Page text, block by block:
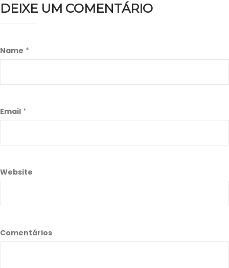
DEIXE UM COMENTÁRIO
Name *
Email *
Website
Comentários